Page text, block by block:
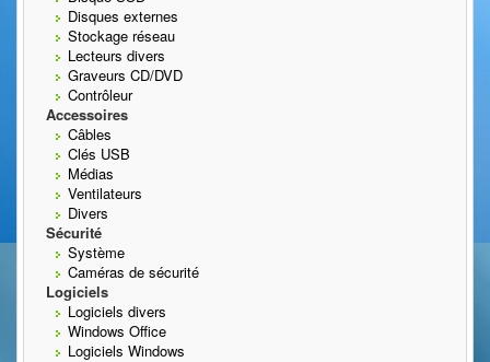
Disques externes
Stockage réseau
Lecteurs divers
Graveurs CD/DVD
Contrôleur
Accessoires
Câbles
Clés USB
Médias
Ventilateurs
Divers
Sécurité
Système
Caméras de sécurité
Logiciels
Logiciels divers
Windows Office
Logiciels Windows